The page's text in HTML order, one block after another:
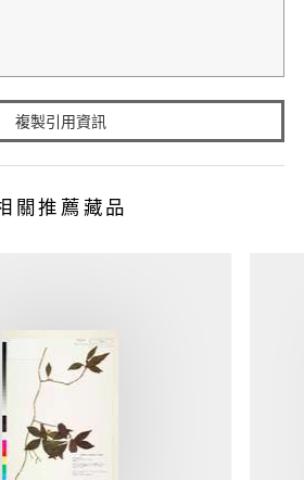
複製引用資訊
關推薦藏品